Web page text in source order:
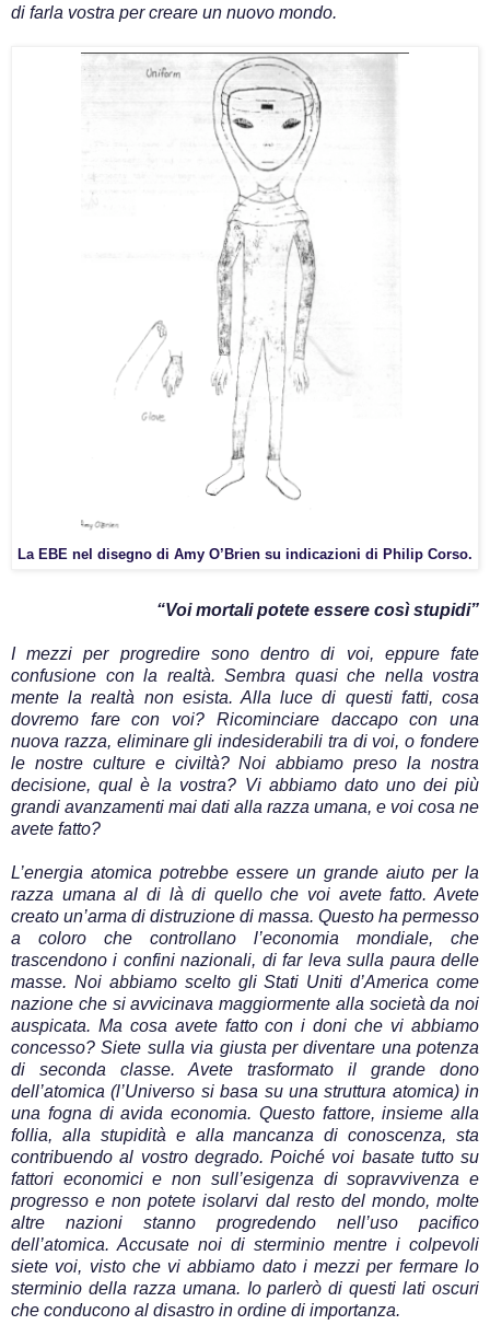
di farla vostra per creare un nuovo mondo.
La EBE nel disegno di Amy O’Brien su indicazioni di Philip Corso.
“Voi mortali potete essere così stupidi”
I mezzi per progredire sono dentro di voi, eppure fate
confusione con la realtà. Sembra quasi che nella vostra
mente la realtà non esista. Alla luce di questi fatti, cosa
dovremo fare con voi? Ricominciare daccapo con una
nuova razza, eliminare gli indesiderabili tra di voi, o fondere
le nostre culture e civiltà? Noi abbiamo preso la nostra
decisione, qual è la vostra? Vi abbiamo dato uno dei più
grandi avanzamenti mai dati alla razza umana, e voi cosa ne
avete fatto?
L’energia atomica potrebbe essere un grande aiuto per la
razza umana al di là di quello che voi avete fatto. Avete
creato un’arma di distruzione di massa. Questo ha permesso
a coloro che controllano l’economia mondiale, che
trascendono i confini nazionali, di far leva sulla paura delle
masse. Noi abbiamo scelto gli Stati Uniti d’America come
nazione che si avvicinava maggiormente alla società da noi
auspicata. Ma cosa avete fatto con i doni che vi abbiamo
concesso? Siete sulla via giusta per diventare una potenza
di seconda classe. Avete trasformato il grande dono
dell’atomica (l’Universo si basa su una struttura atomica) in
una fogna di avida economia. Questo fattore, insieme alla
follia, alla stupidità e alla mancanza di conoscenza, sta
contribuendo al vostro degrado. Poiché voi basate tutto su
fattori economici e non sull’esigenza di sopravvivenza e
progresso e non potete isolarvi dal resto del mondo, molte
altre nazioni stanno progredendo nell’uso pacifico
dell’atomica. Accusate noi di sterminio mentre i colpevoli
siete voi, visto che vi abbiamo dato i mezzi per fermare lo
sterminio della razza umana. Io parlerò di questi lati oscuri
che conducono al disastro in ordine di importanza.